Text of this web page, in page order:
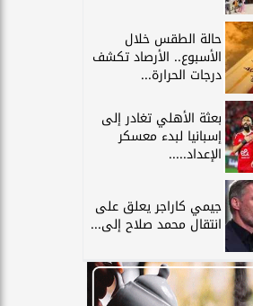
حالة الطقس خلال
الأسبوع.. الأرصاد تكشف
درجات الحرارة...
بعثة الأهلي تغادر إلى
إسبانيا لبدء معسكر
الإعداد.....
جيمي كاراجر يعلق على
انتقال محمد صلاح إلى...